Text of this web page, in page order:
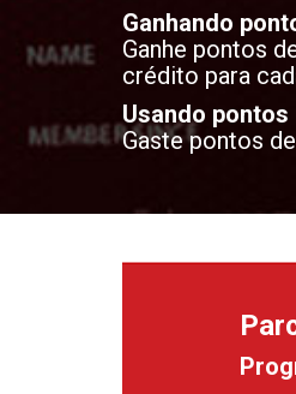
Ganhando
Ganhe pontos
crédito para
Usando pontos
Gaste pontos